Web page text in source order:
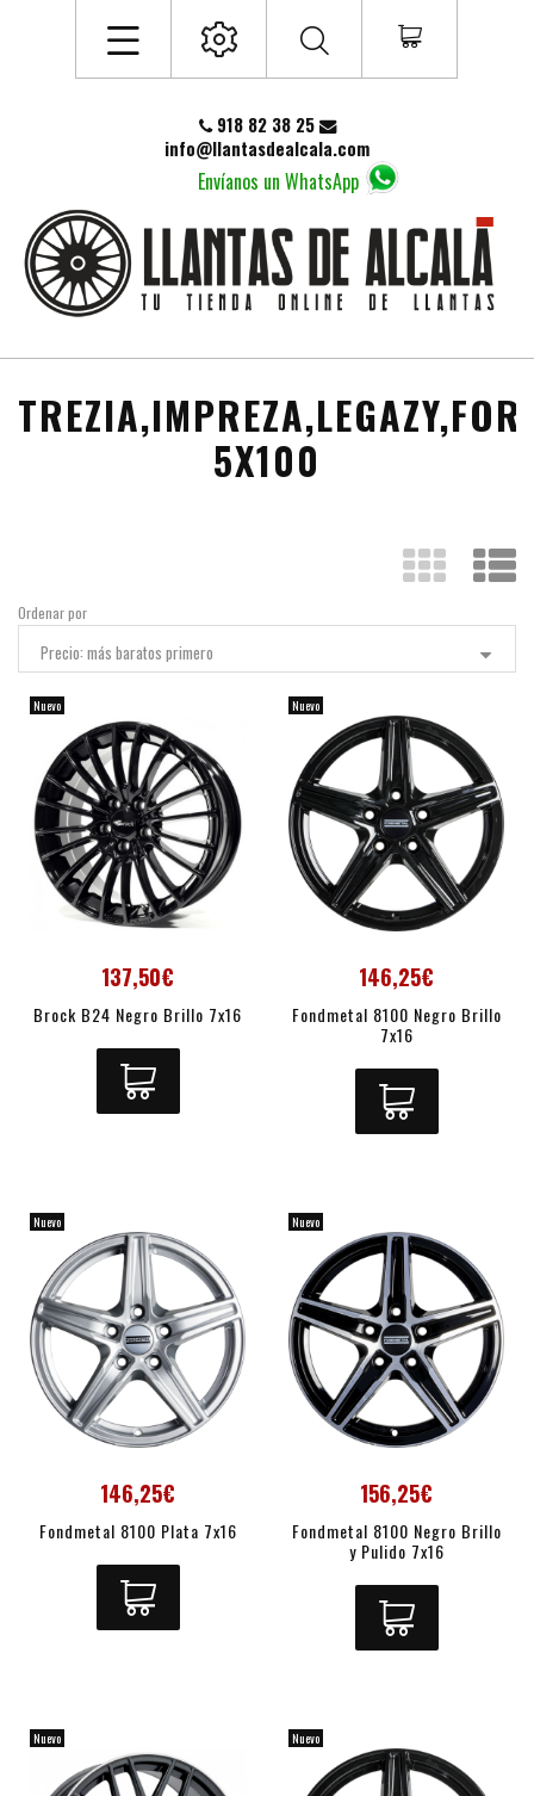
Envíanos un WhatsApp
918 82 38 25
info@llantasdealcala.com
5X100
Ordenar por
Precio: más baratos primero
Nuevo
137,50€
Brock B24 Negro Brillo 7x16
Nuevo
146,25€
Fondmetal 8100 Negro Brillo
7x16
Nuevo
146,25€
Fondmetal 8100 Plata 7x16
Nuevo
156,25€
Fondmetal 8100 Negro Brillo
y Pulido 7x16
Nuevo Nuevo